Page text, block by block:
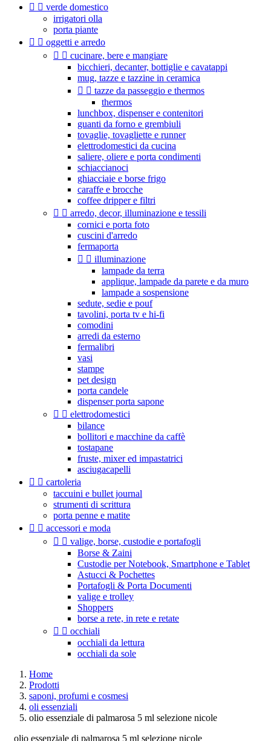
  verde domestico
irrigatori olla
porta piante
  oggetti e arredo
  cucinare, bere e mangiare
bicchieri, decanter, bottiglie e cavatappi
mug, tazze e tazzine in ceramica
  tazze da passeggio e thermos
thermos
lunchbox, dispenser e contenitori
guanti da forno e grembiuli
tovaglie, tovagliette e runner
elettrodomestici da cucina
saliere, oliere e porta condimenti
schiaccianoci
ghiacciaie e borse frigo
caraffe e brocche
coffee dripper e filtri
  arredo, decor, illuminazione e tessili
cornici e porta foto
cuscini d'arredo
fermaporta
  illuminazione
lampade da terra
applique, lampade da parete e da muro
lampade a sospensione
sedute, sedie e pouf
tavolini, porta tv e hi-fi
comodini
arredi da esterno
fermalibri
vasi
stampe
pet design
porta candele
dispenser porta sapone
  elettrodomestici
bilance
bollitori e macchine da caffè
tostapane
fruste, mixer ed impastatrici
asciugacapelli
  cartoleria
taccuini e bullet journal
strumenti di scrittura
porta penne e matite
  accessori e moda
  valige, borse, custodie e portafogli
Borse & Zaini
Custodie per Notebook, Smartphone e Tablet
Astucci & Pochettes
Portafogli & Porta Documenti
valige e trolley
Shoppers
borse a rete, in rete e retate
  occhiali
occhiali da lettura
occhiali da sole
Home
Prodotti
saponi, profumi e cosmesi
oli essenziali
olio essenziale di palmarosa 5 ml selezione nicole
olio essenziale di palmarosa 5 ml selezione nicole